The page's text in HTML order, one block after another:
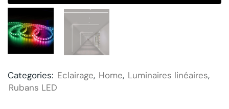
Categories: Eclairage, Home, Luminaires linéaires,
Rubans LED